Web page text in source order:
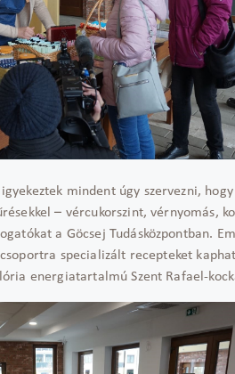
mindent úgy szervezni,
– vércukorszint, vérnyomás,
a Göcsej Tudásközpontban.
specializált recepteket
energiatartalmú Szent Rafael-